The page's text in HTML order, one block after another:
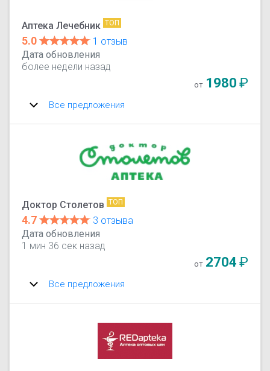
Аптека Лечебник ТОП
5.0
1 отзыв
Дата обновления
более недели назад
от 1980₽
Все предложения
Доктор Столетов ТОП
4.7
3 отзыва
Дата обновления
1 мин 36 сек назад
от 2704₽
Все предложения